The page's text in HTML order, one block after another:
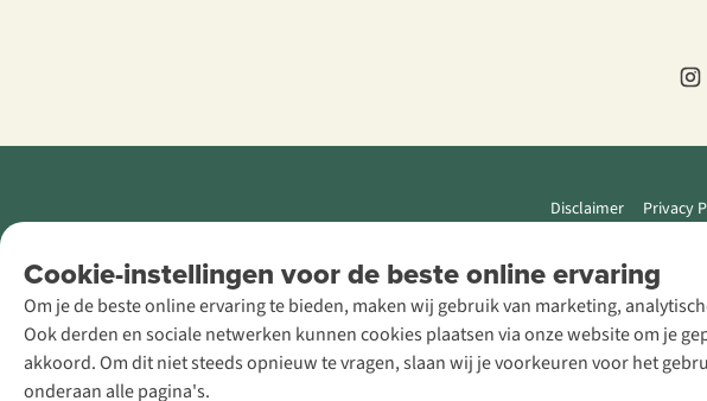
Cookie-instellingen voor de beste online ervaring
Om je de beste online ervaring te bieden, maken wij gebruik van marketing,
Ook derden en sociale netwerken kunnen cookies plaatsen via onze website om je
akkoord. Om dit niet steeds opnieuw te vragen, slaan wij je voorkeuren voor het
onderaan alle pagina's.
Disclaimer Privacy
Retail Concepts
NV,
Smallandlaan
9, B-2660
Hoboken